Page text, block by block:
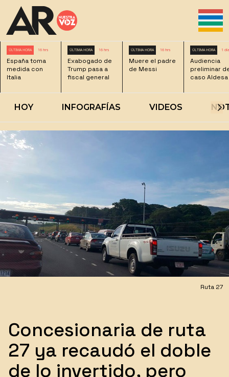
ÚLTIMA HORA 16 hrs
España toma
medida con
Italia
ÚLTIMA HORA 16 hrs
Exabogado de
Trump pasa a
fiscal general
ÚLTIMA HORA 16 hrs
Muere el padre
de Messi
ÚLTIMA HORA 1 día
Audiencia
preliminar
caso Aldesa
HOY INFOGRAFÍAS VIDEOS
Ruta 27
Concesionaria de ruta
27 ya recaudó el doble
de lo invertido, pero